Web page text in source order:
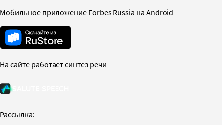
Мобильное приложение Forbes Russia на Android
На сайте работает синтез речи
Рассылка: